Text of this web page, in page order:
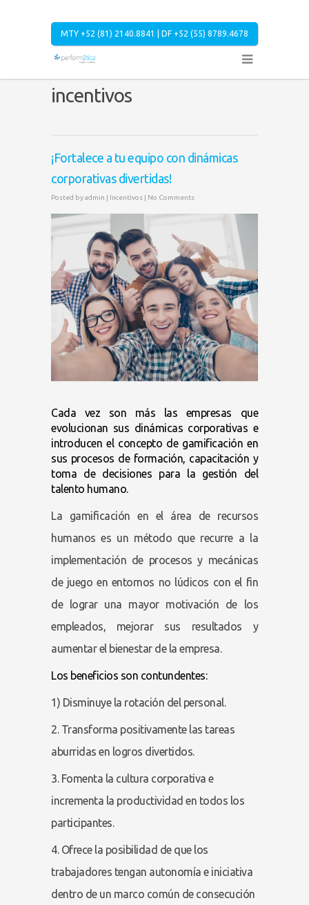
MTY +52 (81) 2140.8841 | DF +52 (55) 8789.4678
incentivos
¡Fortalece a tu equipo con dinámicas
corporativas divertidas!
Posted byadmin | Incentivos | No Comments
Cada vez son más las empresas que
evolucionan sus dinámicas corporativas e
introducen el concepto de gamificación en
sus procesos de formación, capacitación y
toma de decisiones para la gestión del
talento humano.
La gamificación en el área de recursos
humanos es un método que recurre a la
implementación de procesos y mecánicas
de juego en entornos no lúdicos con el fin
de lograr una mayor motivación de los
empleados, mejorar sus resultados y
aumentar el bienestar de la empresa.
Los beneficios son contundentes:
1) Disminuye la rotación del personal.
2. Transforma positivamente las tareas
aburridas en logros divertidos.
3. Fomenta la cultura corporativa e
incrementa la productividad en todos los
participantes.
4. Ofrece la posibilidad de que los
trabajadores tengan autonomía e iniciativa
dentro de un marco común de consecución